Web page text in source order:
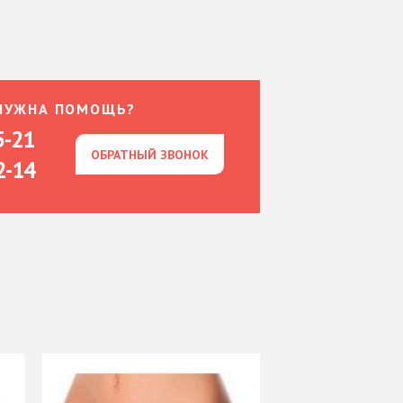
ПОМОЩЬ?
21
14
ОБРАТНЫЙ ЗВОНОК
ОБРАТНЫЙ ЗВОНОК